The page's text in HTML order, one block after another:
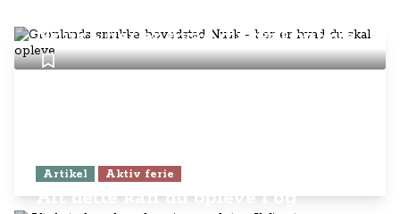
Nuuk - her er hvad du skal opleve
Artikel Aktiv ferie
Alt dette kan du opleve i og